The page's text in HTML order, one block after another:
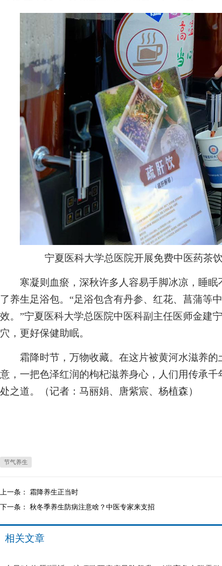
宁夏医科大学总医院开展免费中医药茶
寒凝则血瘀，深秋许多人容易手脚冰凉，睡眠
了养生足浴包。“足浴包含有丹参、红花、菖蒲等
效。”宁夏医科大学总医院中医科副主任医师金建
穴，更好保健助眠。
霜降时节，万物收藏。在这片被黄河水滋养的
意，一把色泽红润的枸杞滋养身心，人们用传承
处之道。（记者：马丽娟、唐紫宸、杨植森）
节气养生
上一条： 霜降养生正当时
下一条： 秋冬季养生防病注意啥？中医专家来支招
相关文章